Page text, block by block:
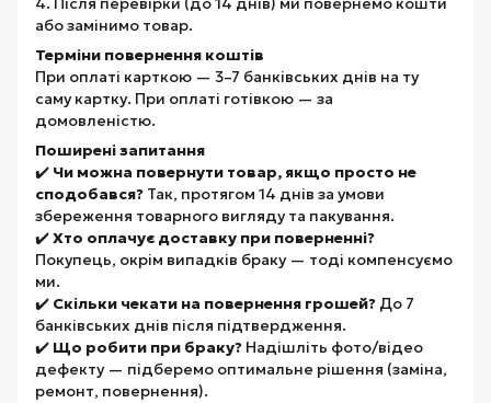
або замінимо товар.
Терміни повернення коштів
При оплаті карткою — 3–7 банківських днів на ту
саму картку. При оплаті готівкою — за
домовленістю.
Поширені запитання
✔️ Чи можна повернути товар, якщо просто не
сподобався? Так, протягом 14 днів за умови
збереження товарного вигляду та пакування.
✔️Хто оплачує доставку при поверненні?
Покупець, окрім випадків браку — тоді компенсуємо
ми.
✔️ Скільки чекати на повернення грошей? До 7
банківських днів після підтвердження.
✔️ Що робити при браку? Надішліть фото/відео
дефекту — підберемо оптимальне рішення (заміна,
ремонт, повернення).